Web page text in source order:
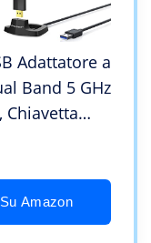
Adattatore a
Band 5 GHz
Chiavetta
con
Amazon